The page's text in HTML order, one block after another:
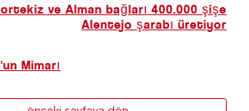
ve Alman bağları 400.000 şişe
Alentejo şarabı üretiyor
Mimarı